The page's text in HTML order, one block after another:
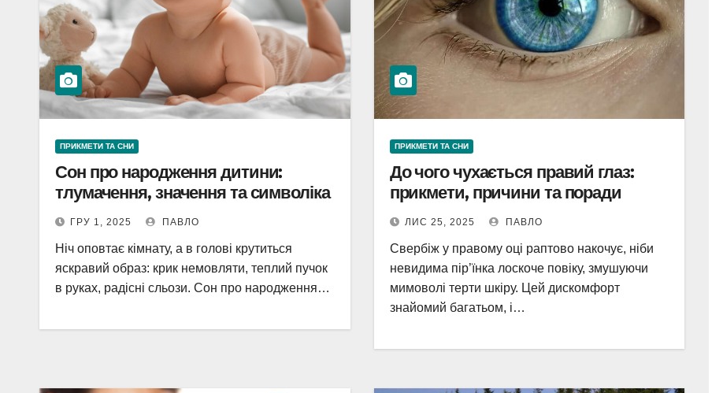
ПРИКМЕТИ ТА СНИ
Сон про народження дитини:
тлумачення, значення та символіка
ГРУ 1, 2025 ПАВЛО
Ніч оповтає кімнату, а в голові крутиться
яскравий образ: крик немовляти, теплий пучок
в руках, радісні сльози. Сон про народження…
ПРИКМЕТИ ТА СНИ
До чого чухається правий глаз:
прикмети, причини та поради
ЛИС 25, 2025 ПАВЛО
Свербіж у правому оці раптово накочує, ніби
невидима пір’їнка лоскоче повіку, змушуючи
мимоволі терти шкіру. Цей дискомфорт
знайомий багатьом, і…